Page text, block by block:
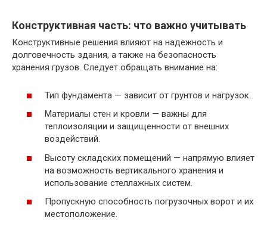
Конструктивная часть: что важно учитывать
Конструктивные решения влияют на надежность и
долговечность здания, а также на безопасность
хранения грузов. Следует обращать внимание на:
Тип фундамента — зависит от грунтов и нагрузок.
Материалы стен и кровли — важны для
теплоизоляции и защищенности от внешних
воздействий.
Высоту складских помещений — напрямую влияет
на возможность вертикального хранения и
использование стеллажных систем.
Пропускную способность погрузочных ворот и их
местоположение.